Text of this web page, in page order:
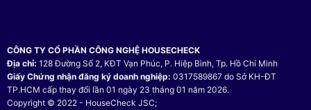
CÔNG TY CỔ PHẦN CÔNG NGHỆ HOUSECHECK
Địa chỉ: 128 Đường Số 2, KĐT Vạn Phúc, P. Hiệp Bình, Tp. Hồ Chí Minh
Giấy Chứng nhận đăng ký doanh nghiệp: 0317589867 do Sở KH-ĐT
TP.HCM cấp thay đổi lần 01 ngày 23 tháng 01 năm 2026.
Copyright © 2022 - HouseCheck JSC;